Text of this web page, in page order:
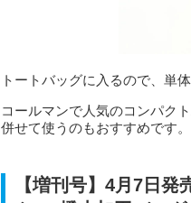
トートバッグに入るので、単
コールマンで人気のコンパク
併せて使うのもおすすめです。
【増刊号】4月7日